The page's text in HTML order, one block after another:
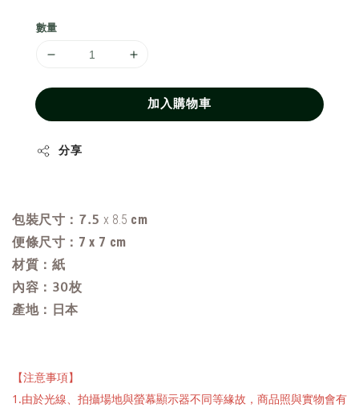
數量
加入購物車
分享
包裝尺寸：7.5 x 8.5 cm
便條尺寸：7 x 7 cm
材質：紙
內容：30枚
產地：日本
【注意事項】
1.由於光線、拍攝場地與螢幕顯示器不同等緣故，商品照與實物會有